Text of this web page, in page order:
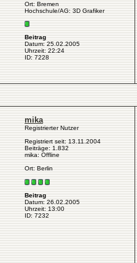
Ort: Bremen
Hochschule/AG: 3D Grafiker
Beitrag
Datum: 25.02.2005
Uhrzeit: 22:24
ID: 7228
mika
Registrierter Nutzer
Registriert seit: 13.11.2004
Beiträge: 1.832
mika: Offline
Ort: Berlin
Beitrag
Datum: 26.02.2005
Uhrzeit: 13:00
ID: 7232